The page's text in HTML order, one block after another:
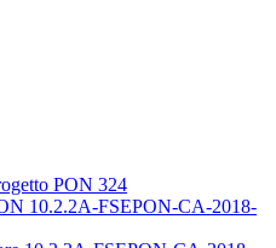
PON 324
10.2.2A-FSEPON-CA-2018-